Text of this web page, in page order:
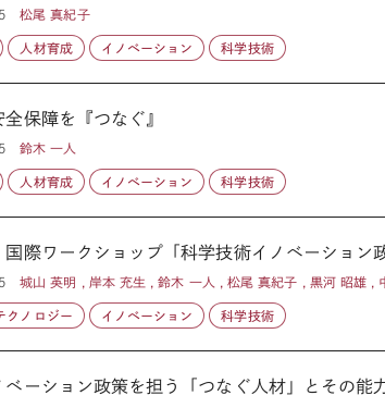
松尾 真紀子
人材育成 イノベーション 科学技術
保障を『つなぐ』
鈴木 一人
人材育成 イノベーション 科学技術
国際ワークショップ「科学技術イノベーション
城山 英明 , 岸本 充生 , 鈴木 一人 , 松尾 真紀子 , 黒河 昭雄 ,
クノロジー イノベーション 科学技術
ベーション政策を担う「つなぐ人材」とその能